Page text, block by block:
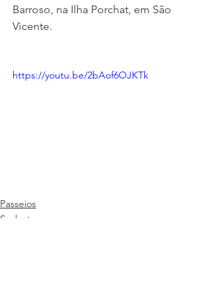
Barroso, na Ilha Porchat, em São
Vicente.
https://youtu.be/2bAof6OJKTk
Passeios
Sudeste